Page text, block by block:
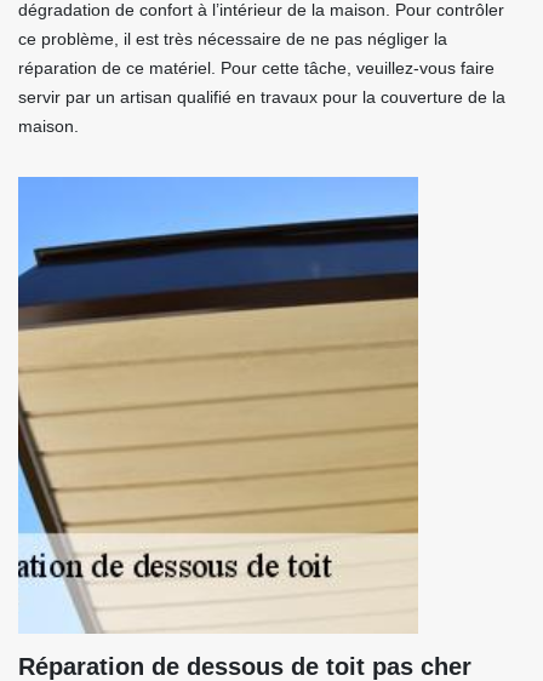
dégradation de confort à l’intérieur de la maison. Pour contrôler
ce problème, il est très nécessaire de ne pas négliger la
réparation de ce matériel. Pour cette tâche, veuillez-vous faire
servir par un artisan qualifié en travaux pour la couverture de la
maison.
Réparation de dessous de toit pas cher